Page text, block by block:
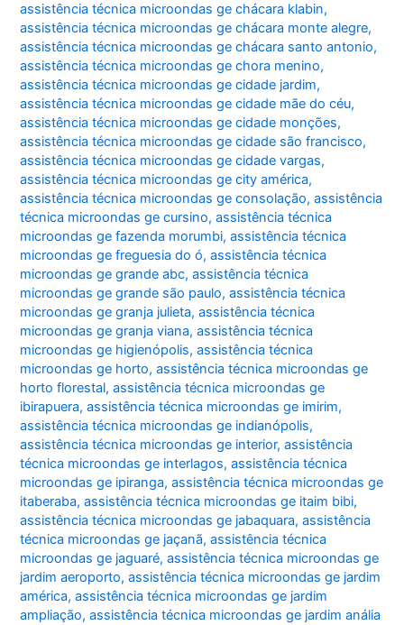
assistência técnica microondas ge chácara klabin,
assistência técnica microondas ge chácara monte alegre,
assistência técnica microondas ge chácara santo antonio,
assistência técnica microondas ge chora menino,
assistência técnica microondas ge cidade jardim,
assistência técnica microondas ge cidade mãe do céu,
assistência técnica microondas ge cidade monções,
assistência técnica microondas ge cidade são francisco,
assistência técnica microondas ge cidade vargas,
assistência técnica microondas ge city américa,
assistência técnica microondas ge consolação,assistência
técnica microondas ge cursino,assistência técnica
microondas ge fazenda morumbi,assistência técnica
microondas ge freguesia do ó,assistência técnica
microondas ge grande abc,assistência técnica
microondas ge grande são paulo,assistência técnica
microondas ge granja julieta,assistência técnica
microondas ge granja viana,assistência técnica
microondas ge higienópolis,assistência técnica
microondas ge horto,assistência técnica microondas ge
horto florestal,assistência técnica microondas ge
ibirapuera,assistência técnica microondas ge imirim,
assistência técnica microondas ge indianópolis,
assistência técnica microondas ge interior,assistência
técnica microondas ge interlagos,assistência técnica
microondas ge ipiranga,assistência técnica microondas ge
itaberaba,assistência técnica microondas ge itaim bibi,
assistência técnica microondas ge jabaquara,assistência
técnica microondas ge jaçanã,assistência técnica
microondas ge jaguaré,assistência técnica microondas ge
jardim aeroporto,assistência técnica microondas ge jardim
américa,assistência técnica microondas ge jardim
ampliação,assistência técnica microondas ge jardim anália